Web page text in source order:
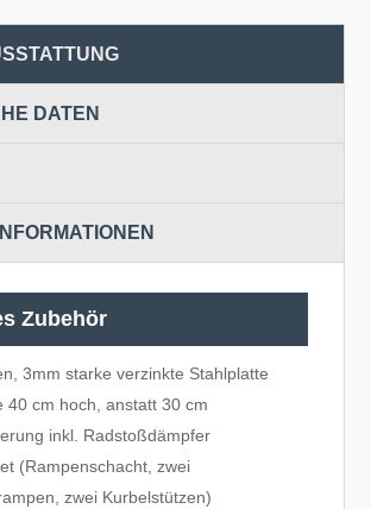
DATEN
Zubehör
3mm starke verzinkte Stahlplatte
40 cm hoch, anstatt 30 cm
inkl. Radstoßdämpfer
(Rampenschacht, zwei
zwei Kurbelstützen)